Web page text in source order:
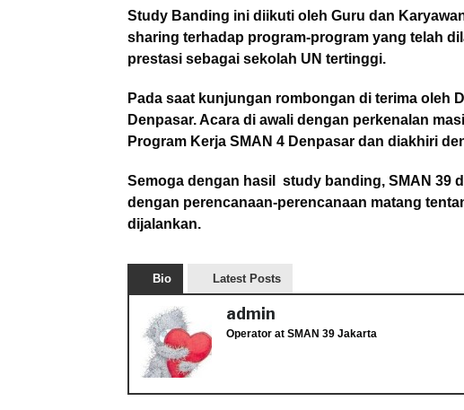
Study Banding ini diikuti oleh Guru dan
sharing terhadap program-program yang telah
prestasi sebagai sekolah UN tertinggi.
Pada saat kunjungan rombongan di terima oleh
Denpasar. Acara di awali dengan perkenalan
Program Kerja SMAN 4 Denpasar dan diakhiri
Semoga dengan hasil study banding, SMAN 39
dengan perencanaan-perencanaan matang
dijalankan.
Bio Latest Posts
admin
Operator at SMAN 39 Jakarta